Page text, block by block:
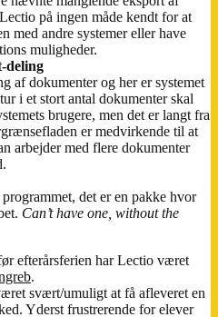
på ingen måde kendt for at
med andre systemer eller have
muligheder.
deling
af dokumenter og her er systemet
i et stort antal dokumenter skal
brugere, men det er langt fra
er medvirkende til at
arbejder med flere dokumenter
det er en pakke hvor
Can’t have one, without the
efterårsferien har Lectio været
.
svært/umuligt at få afleveret en
Yderst frustrerende for elever